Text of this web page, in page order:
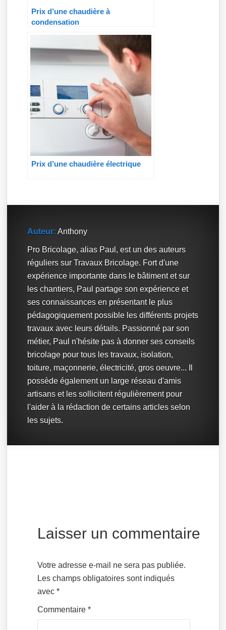
Prix d’une chaudière à
condensation
Prix d’une chaudière électrique
Auteur: Anthony
Pro Bricolage, alias Paul, est un des auteurs
réguliers sur Travaux Bricolage. Fort d'une
expérience importante dans le bâtiment et sur
les chantiers, Paul partage son expérience et
ses connaissances en présentant le plus
pédagogiquement possible les différents projets
travaux avec leurs détails. Passionné par son
métier, Paul n'hésite pas à donner ses conseils
bricolage pour tous les travaux, isolation,
toiture, maçonnerie, électricité, gros oeuvre... Il
possède également un large réseau d'amis
artisans et les sollicitent régulièrement pour
l'aider à la rédaction de certains articles selon
les sujets.
Laisser un commentaire
Votre adresse e-mail ne sera pas publiée.
Les champs obligatoires sont indiqués
avec*
Commentaire*